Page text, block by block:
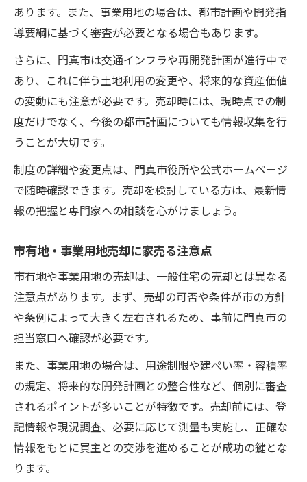
あります。また、事業用地の場合は、都市計画や開発指
導要綱に基づく審査が必要となる場合もあります。
さらに、門真市は交通インフラや再開発計画が進行中で
あり、これに伴う土地利用の変更や、将来的な資産価値
の変動にも注意が必要です。売却時には、現時点での制
度だけでなく、今後の都市計画についても情報収集を行
うことが大切です。
制度の詳細や変更点は、門真市役所や公式ホームページ
で随時確認できます。売却を検討している方は、最新情
報の把握と専門家への相談を心がけましょう。
市有地・事業用地売却に家売る注意点
市有地や事業用地の売却は、一般住宅の売却とは異なる
注意点があります。まず、売却の可否や条件が市の方針
や条例によって大きく左右されるため、事前に門真市の
担当窓口へ確認が必要です。
また、事業用地の場合は、用途制限や建ぺい率・容積率
の規定、将来的な開発計画との整合性など、個別に審査
されるポイントが多いことが特徴です。売却前には、登
記情報や現況調査、必要に応じて測量も実施し、正確な
情報をもとに買主との交渉を進めることが成功の鍵とな
ります。